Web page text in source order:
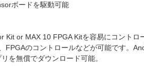
ボードを駆動可能
or MAX 10 FPGA Kitを容易にコントロ
FPGAのコントロールなどが可能です。
を無償でダウンロード可能。